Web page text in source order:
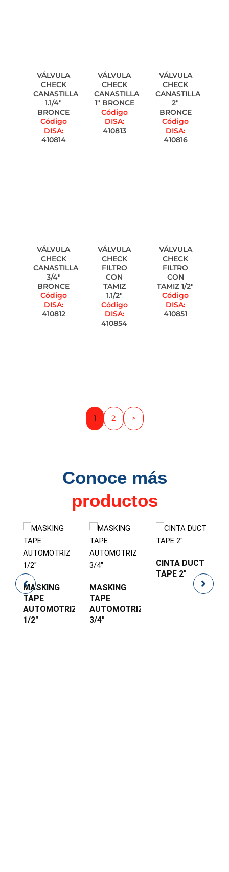
VÁLVULA
CHECK
CANASTILLA
1.1/4"
BRONCE
Código
DISA:
410814
VÁLVULA
CHECK
CANASTILLA
1" BRONCE
Código
DISA:
410813
VÁLVULA
CHECK
CANASTILLA
2"
BRONCE
Código
DISA:
410816
VÁLVULA
CHECK
CANASTILLA
3/4"
BRONCE
Código
DISA:
410812
VÁLVULA
CHECK
FILTRO
CON
TAMIZ
1.1/2"
Código
DISA:
410854
VÁLVULA
CHECK
FILTRO
CON
TAMIZ 1/2"
Código
DISA:
410851
1 2 >
Conoce más
productos
MASKING
TAPE
AUTOMOTRIZ
1/2″
MASKING
TAPE
AUTOMOTRIZ
3/4″
CINTA DUCT
TAPE 2″